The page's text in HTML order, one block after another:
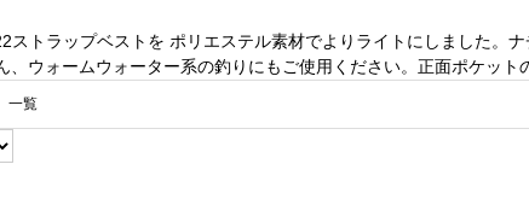
ストラップベストを ポリエステル素材でよりライトにしました。
、ウォームウォーター系の釣りにもご使用ください。正面ポケット
一覧